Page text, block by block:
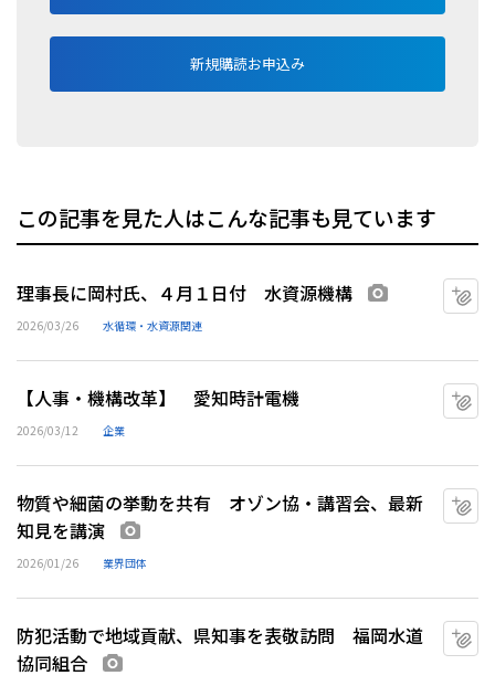
新規購読お申込み
この記事を見た人はこんな記事も見ています
理事長に岡村氏、４月１日付 水資源機構
2026/03/26 水循環・水資源関連
【人事・機構改革】 愛知時計電機
2026/03/12 企業
物質や細菌の挙動を共有 オゾン協・講習会、最新
知見を講演
2026/01/26 業界団体
防犯活動で地域貢献、県知事を表敬訪問 福岡水道
協同組合